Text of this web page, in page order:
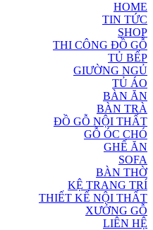
HOME
TIN TỨC
SHOP
THI CÔNG ĐỒ GỖ
TỦ BẾP
GIƯỜNG NGỦ
TỦ ÁO
BÀN ĂN
BÀN TRÀ
ĐỒ GỖ NỘI THẤT
GỖ ÓC CHÓ
GHẾ ĂN
SOFA
BÀN THỜ
KỆ TRANG TRÍ
THIẾT KẾ NỘI THẤT
XƯỞNG GỖ
LIÊN HỆ